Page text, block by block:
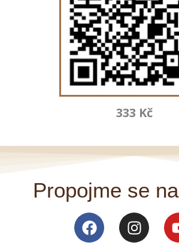
333 Kč
Propojme se
Facebook